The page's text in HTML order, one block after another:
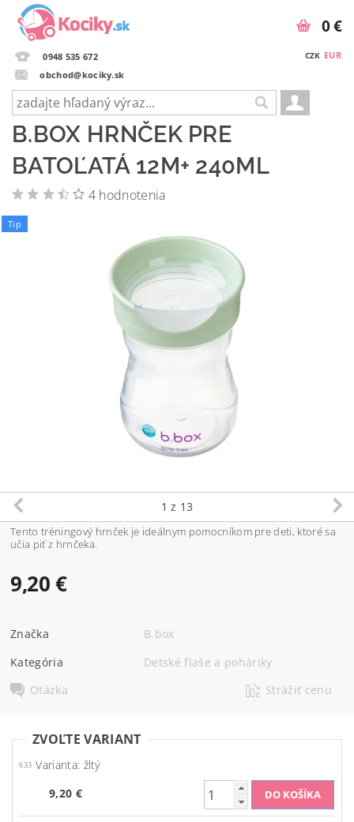
0948 535 672
obchod@kociky.sk
CZK EUR
0 €
B.BOX HRNČEK PRE
BATOĽATÁ 12M+ 240ML
4 hodnotenia
Tip
1 z 13
Tento tréningový hrnček je ideálnym pomocníkom pre deti, ktoré sa
učia piť z hrnčeka.
9,20 €
Značka
B.box
Kategória
Detské flaše a poháriky
Otázka
Strážiť cenu
ZVOĽTE VARIANT
633 Varianta: žltý
9,20 €